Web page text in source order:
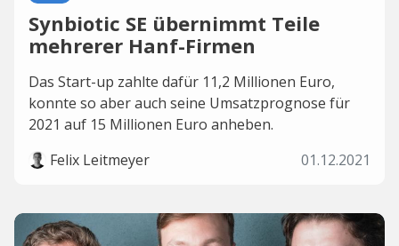
Synbiotic SE übernimmt Teile
mehrerer Hanf-Firmen
Das Start-up zahlte dafür 11,2 Millionen Euro,
konnte so aber auch seine Umsatzprognose für
2021 auf 15 Millionen Euro anheben.
Felix Leitmeyer
01.12.2021